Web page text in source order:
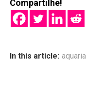
Compartilhe!
In this article: aquaria